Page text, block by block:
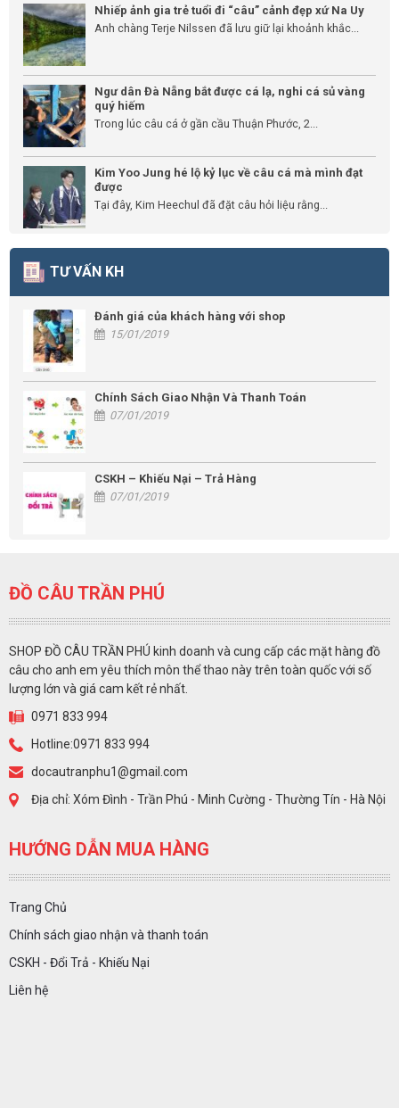
Nhiếp ảnh gia trẻ tuổi đi “câu” cảnh đẹp xứ Na Uy
Anh chàng Terje Nilssen đã lưu giữ lại khoảnh khắc...
Ngư dân Đà Nẵng bắt được cá lạ, nghi cá sủ vàng
quý hiếm
Trong lúc câu cá ở gần cầu Thuận Phước, 2...
Kim Yoo Jung hé lộ kỷ lục về câu cá mà mình đạt
được
Tại đây, Kim Heechul đã đặt câu hỏi liệu rằng...
TƯ VẤN KH
Đánh giá của khách hàng với shop
15/01/2019
Chính Sách Giao Nhận Và Thanh Toán
07/01/2019
CSKH – Khiếu Nại – Trả Hàng
07/01/2019
ĐỒ CÂU TRẦN PHÚ
SHOP ĐỒ CÂU TRẦN PHÚ kinh doanh và cung cấp các mặt hàng đồ
câu cho anh em yêu thích môn thể thao này trên toàn quốc với số
lượng lớn và giá cam kết rẻ nhất.
0971 833 994
Hotline:0971 833 994
docautranphu1@gmail.com
Địa chỉ: Xóm Đình - Trần Phú - Minh Cường - Thường Tín - Hà Nội
HƯỚNG DẪN MUA HÀNG
Trang Chủ
Chính sách giao nhận và thanh toán
CSKH - Đổi Trả - Khiếu Nại
Liên hệ